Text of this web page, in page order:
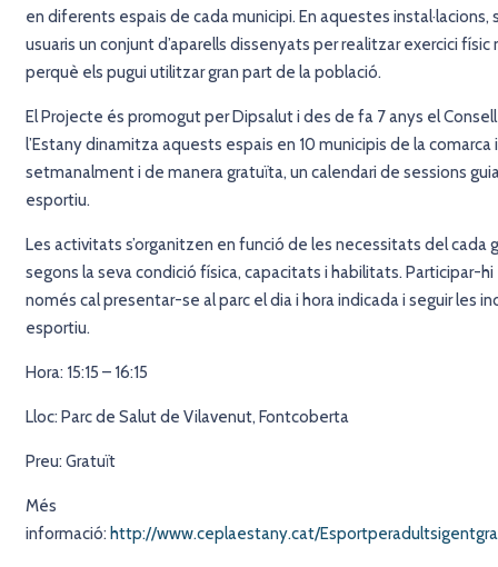
en diferents espais de cada municipi. En aquestes instal·lacions,
usuaris un conjunt d’aparells dissenyats per realitzar exercici
perquè els pugui utilitzar gran part de la població.
El Projecte és promogut per Dipsalut i des de fa 7 anys el
l’Estanydinamitza aquests espais en 10 municipis de la comarca
setmanalment i de manera gratuïta, un calendari de sessions
esportiu.
Les activitats s’organitzen en funció de les necessitats del cada
segons la seva condició física, capacitats i habilitats. Participar-
només cal presentar-se al parc el dia i hora indicada i seguir les
esportiu.
Hora: 15:15 – 16:15
Lloc: Parc de Salut de Vilavenut, Fontcoberta
Preu: Gratuït
Més
informació: http://www.ceplaestany.cat/